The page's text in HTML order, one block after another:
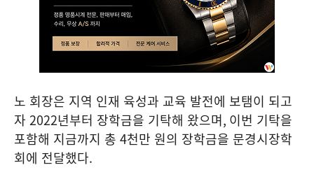
노 회장은 지역 인재 육성과 교육 발전에 보탬이 되고
자 2022년부터 장학금을 기탁해 왔으며, 이번 기탁을
포함해 지금까지 총 4천만 원의 장학금을 문경시장학
회에 전달했다.